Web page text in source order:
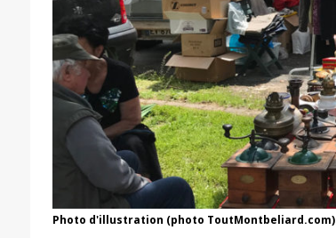
Photo d'illustration (photo ToutMontbeliard.com)